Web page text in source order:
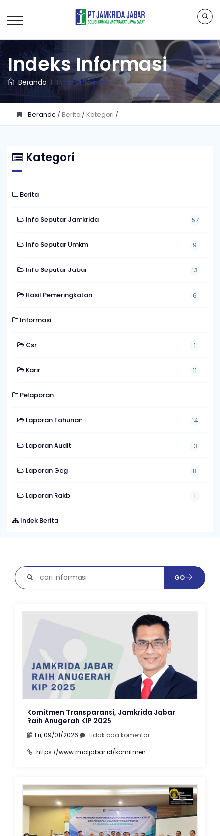
Indeks Informasi
Beranda | Indeks Informasi
Beranda /Berita /Kategori /
Kategori
Berita
Info Seputar Jamkrida 57
Info Seputar Umkm 9
Info Seputar Jabar 13
Hasil Pemeringkatan 6
Informasi
Csr 1
Karir 11
Pelaporan
Laporan Tahunan 14
Laporan Audit 13
Laporan Gcg 8
Laporan Rakb 1
Indek Berita
GO
Komitmen Transparansi, Jamkrida Jabar
Raih Anugerah KIP 2025
Fri, 09/01/2026 tidak ada komentar
https://www.rmoljabar.id/komitmen-